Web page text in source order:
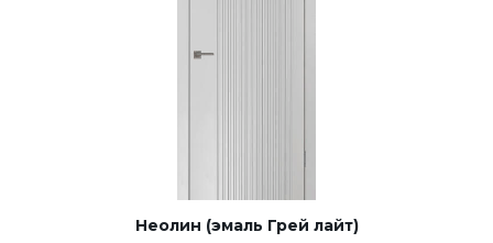
Неолин (эмаль Грей лайт)